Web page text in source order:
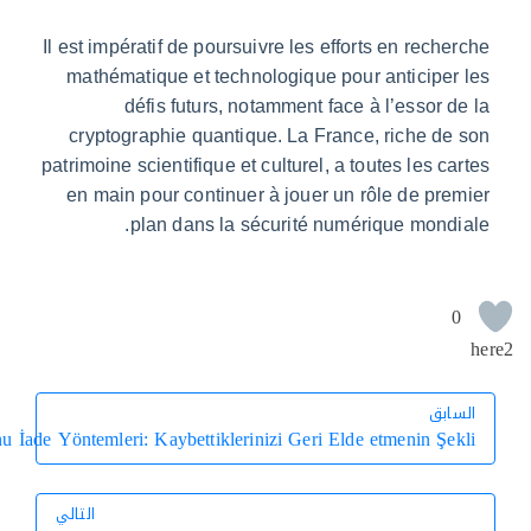
Il est impératif de poursuivre les efforts en
mathématique et technologique pour
défis futurs, notamment face à
cryptographie quantique. La France, riche
patrimoine scientifique et culturel, a toutes les
en main pour continuer à jouer un rôle de
plan dans la sécurité numérique
Bahis salonu İade Yöntemleri: Kaybettiklerinizi Geri Elde etmenin